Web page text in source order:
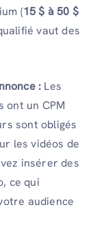
(15 $ à 50 $
vaut des
: Les
ont un CPM
sont obligés
les vidéos de
insérer des
ce qui
audience